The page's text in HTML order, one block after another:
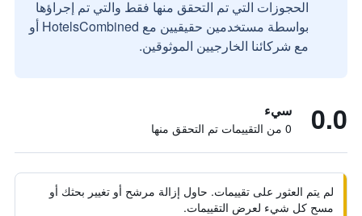
الحجوزات التي تم التحقق منها فقط والتي تم إجراؤها
بواسطة مستخدمين حقيقيين مع HotelsCombined أو
مع شركائنا الخارجيين الموثوقين.
0.0 سيء
0 من التقييمات تم التحقق منها
لم يتم العثور على تقييمات. حاول إزالة مرشح أو تغيير بحثك أو
مسح كل شيء لعرض التقييمات.